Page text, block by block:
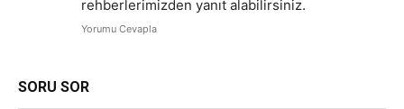
rehberlerimizden yanıt alabilirsiniz.
Yorumu Cevapla
SORU SOR